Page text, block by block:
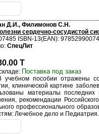
Д.И., Филимонов С.Н.
сердечно-сосудистой
ISBN-13(EAN):
СпецЛит
T
Поставка под заказ
учебном пособии отражены
клинической картине
материалы последних
рекомендации
профессионального
Лечебное дело и Педиатрия.